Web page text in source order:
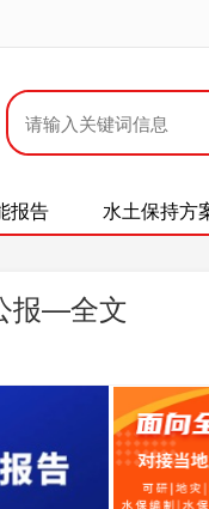
报告 水土保持方
报—全文